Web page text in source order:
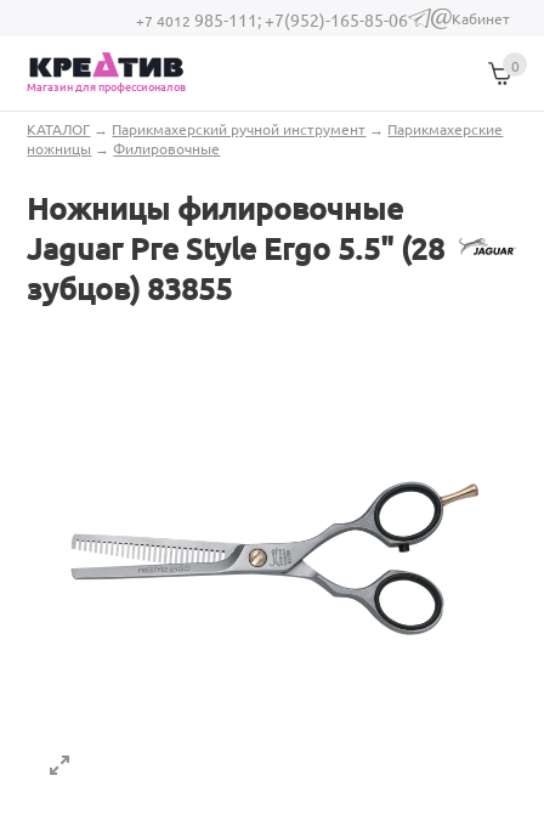
Перейти к основному содержанию
+7 4012 985-111;+7(952)-165-85-06
(link sends e-
Кабинет
Магазин для профессионалов
0
Вы здесь
КАТАЛОГ → Парикмахерский ручной инструмент → Парикмахерские
ножницы →Филировочные
Ножницы филировочные
Jaguar Pre Style Ergo 5.5" (28
зубцов) 83855